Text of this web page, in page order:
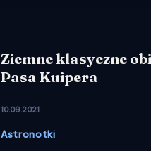
Ziemne klasyczne
Pasa Kuipera
10.09.2021
Astronotki